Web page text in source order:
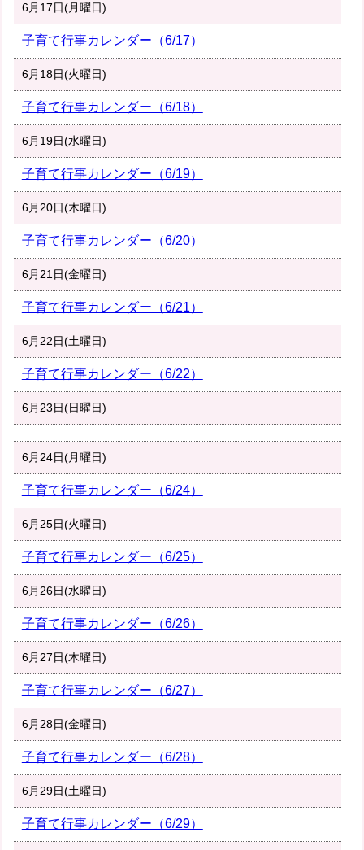
6月17日(月曜日)
子育て行事カレンダー（6/17）
6月18日(火曜日)
子育て行事カレンダー（6/18）
6月19日(水曜日)
子育て行事カレンダー（6/19）
6月20日(木曜日)
子育て行事カレンダー（6/20）
6月21日(金曜日)
子育て行事カレンダー（6/21）
6月22日(土曜日)
子育て行事カレンダー（6/22）
6月23日(日曜日)
6月24日(月曜日)
子育て行事カレンダー（6/24）
6月25日(火曜日)
子育て行事カレンダー（6/25）
6月26日(水曜日)
子育て行事カレンダー（6/26）
6月27日(木曜日)
子育て行事カレンダー（6/27）
6月28日(金曜日)
子育て行事カレンダー（6/28）
6月29日(土曜日)
子育て行事カレンダー（6/29）